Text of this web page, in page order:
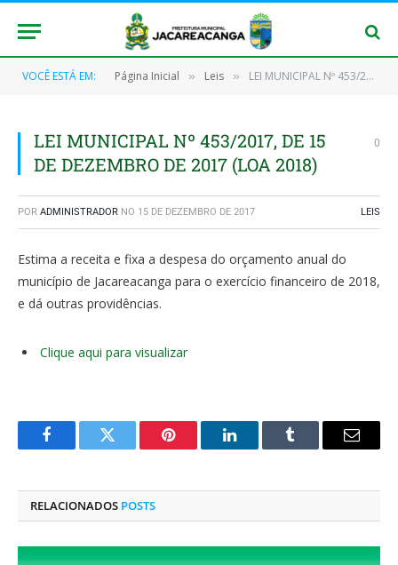
VOCÊ ESTÁ EM: Página Inicial » Leis » LEI MUNICIPAL Nº 453/2017, DE 15 DE DEZEMBRO DE 2017 (LOA 2018)
LEI MUNICIPAL Nº 453/2017, DE 15
DE DEZEMBRO DE 2017 (LOA 2018)
0
POR ADMINISTRADOR NO 15 DE DEZEMBRO DE 2017 LEIS
Estima a receita e fixa a despesa do orçamento anual do
município de Jacareacanga para o exercício financeiro de 2018,
e dá outras providências.
Clique aqui para visualizar
FacebookTwitter Pinterest O
Tumblr
E-
RELACIONADOS POSTS